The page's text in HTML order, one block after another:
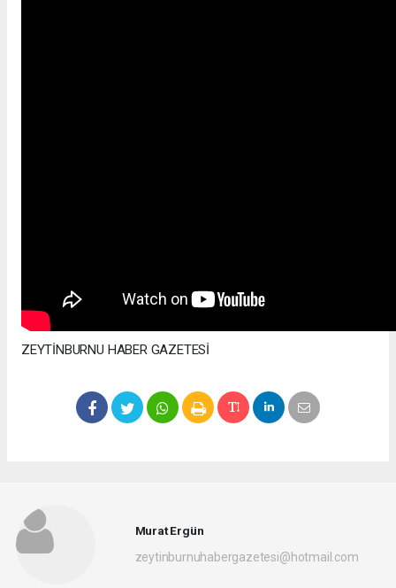
ZEYTİNBURNU HABER GAZETESİ
Murat Ergün
zeytinburnuhabergazetesi@hotmail.com